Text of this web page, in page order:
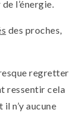
l’énergie.
des proches,
regretter
ressentir cela
n’y aucune